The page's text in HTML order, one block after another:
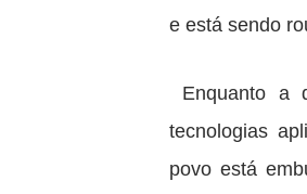
e está sendo
Enquanto a
tecnologias
povo está